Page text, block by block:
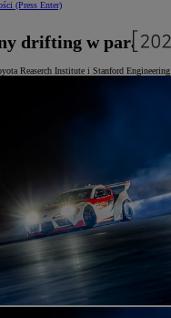
(Press Enter)
drifting w parach
Reaserch Institute i Stanford Engineering